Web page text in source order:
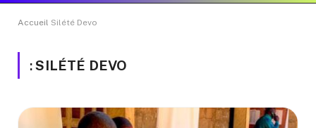
Accueil Silété Devo
:SILÉTÉ DEVO